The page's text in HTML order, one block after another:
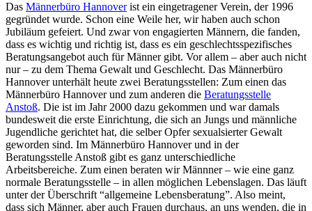
Das Männerbüro Hannoverist ein eingetragener Verein, der 1996
gegründet wurde. Schon eine Weile her, wir haben auch schon
Jubiläum gefeiert. Und zwar von engagierten Männern, die fanden,
dass es wichtig und richtig ist, dass es ein geschlechtsspezifisches
Beratungsangebot auch für Männer gibt. Vor allem – aber auch nicht
nur – zu dem Thema Gewalt und Geschlecht. Das Männerbüro
Hannover unterhält heute zwei Beratungsstellen: Zum einen das
Männerbüro Hannover und zum anderen die Beratungsstelle
Anstoß. Die ist im Jahr 2000 dazu gekommen und war damals
bundesweit die erste Einrichtung, die sich an Jungs und männliche
Jugendliche gerichtet hat, die selber Opfer sexualsierter Gewalt
geworden sind. Im Männerbüro Hannover und in der
Beratungsstelle Anstoß gibt es ganz unterschiedliche
Arbeitsbereiche. Zum einen beraten wir Männner – wie eine ganz
normale Beratungsstelle – in allen möglichen Lebenslagen. Das läuft
unter der Überschrift “allgemeine Lebensberatung”. Also meint,
dass sich Männer, aber auch Frauen durchaus, an uns wenden, die in